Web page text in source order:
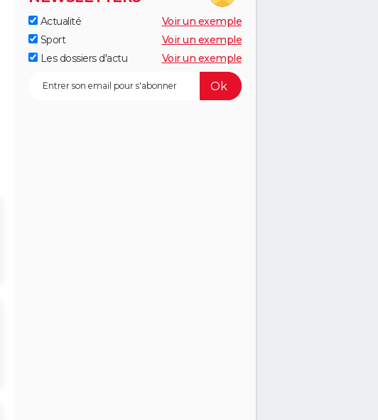
Actualité
Voir un exemple
Sport
Voir un exemple
Les dossiers d'actu
Voir un exemple